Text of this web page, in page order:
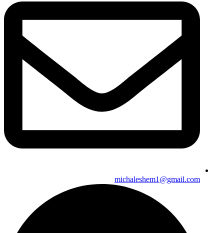
michaleshem1@gmail.com